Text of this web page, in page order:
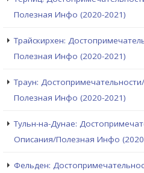
Полезная Инфо (2020-2021)
Трайскирхен:
Полезная Инфо (2020-2021)
Траун:
Полезная Инфо (2020-2021)
Тульн-на-Дунае:
Описания/Полезная Инфо
Фельден: